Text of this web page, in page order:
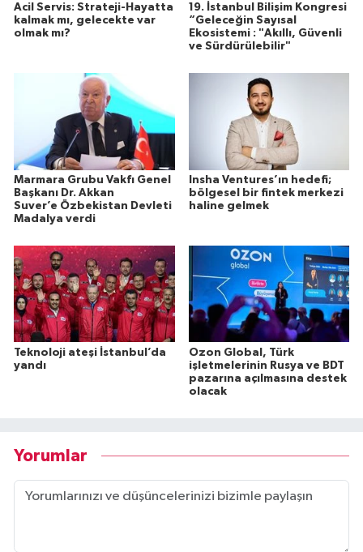
Acil Servis: Strateji-Hayatta
kalmak mı, gelecekte var
olmak mı?
19. İstanbul Bilişim Kongresi
“Geleceğin Sayısal
Ekosistemi : "Akıllı, Güvenli
ve Sürdürülebilir"
Marmara Grubu Vakfı Genel
Başkanı Dr. Akkan
Suver’e Özbekistan Devleti
Madalya verdi
Insha Ventures’ın hedefi;
bölgesel bir fintek merkezi
haline gelmek
Teknoloji ateşi İstanbul’da
yandı
Ozon Global, Türk
işletmelerinin Rusya ve BDT
pazarına açılmasına destek
olacak
Yorumlar